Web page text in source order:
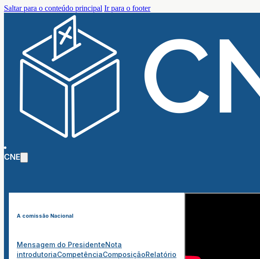
Saltar para o conteúdo principal Ir para o footer
CNE
A comissão Nacional
Mensagem do PresidenteNota
introdutoriaCompetênciaComposiçãoRelatório